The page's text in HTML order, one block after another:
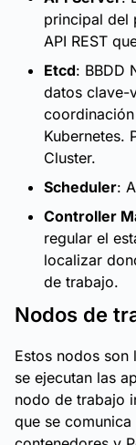
principal del
API REST
Etcd: BBDD
datos clave-
Kubernetes.
Cluster.
Scheduler:
Controller
regular el
localizar
de trabajo.
Nodos de
Estos nodos son
se ejecutan las
nodo de trabajo
que se comunica